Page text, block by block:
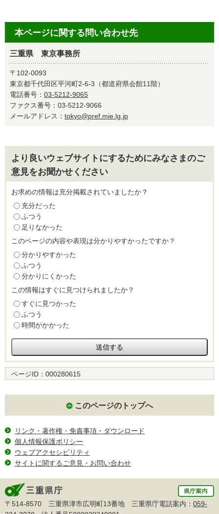
本ページに関する問い合わせ先
三重県 東京事務所
〒102-0093
東京都千代田区平河町2-6-3（都道府県会館11階）
電話番号： 03-5212-9065
ファクス番号：03-5212-9066
メールアドレス： tokyo@pref.mie.lg.jp
より良いウェブサイトにするためにみなさまのご
意見をお聞かせください
お求めの情報は充分掲載されていましたか？
充分だった
ふつう
足りなかった
このページの内容や表現は分かりやすかったですか？
分かりやすかった
ふつう
分かりにくかった
この情報はすぐに見つけられましたか？
すぐに見つかった
ふつう
時間がかかった
ページID： 000280615
このページのトップへ
リンク・著作権・免責事項・ダウンロード
個人情報保護ポリシー
ウェブアクセシビリティ
サイトに関するご意見・お問い合わせ
〒514-8570 三重県津市広明町13番地 三重県庁電話案内： 059-